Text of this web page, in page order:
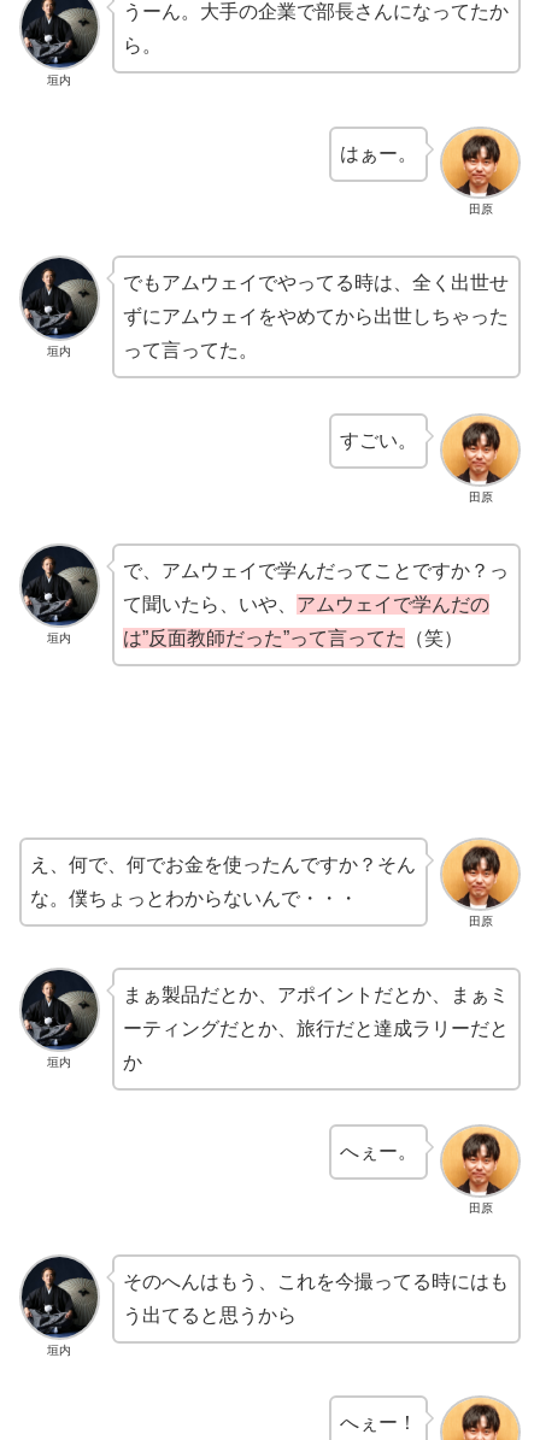
垣内
うーん。大手の企業で部長さんになってたか
ら。
田原
はぁー。
垣内
でもアムウェイでやってる時は、全く出世せ
ずにアムウェイをやめてから出世しちゃった
って言ってた。
田原
すごい。
垣内
で、アムウェイで学んだってことですか？っ
て聞いたら、いや、 アムウェイで学んだの
は”反面教師だった”って言ってた （笑）
田原
え、何で、何でお金を使ったんですか？そん
な。僕ちょっとわからないんで・・・
垣内
まぁ製品だとか、アポイントだとか、まぁミ
ーティングだとか、旅行だと達成ラリーだと
か
田原
へぇー。
垣内
そのへんはもう、これを今撮ってる時にはも
う出てると思うから
へぇー！